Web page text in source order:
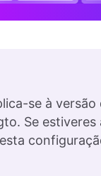
se à versão
Se estiveres